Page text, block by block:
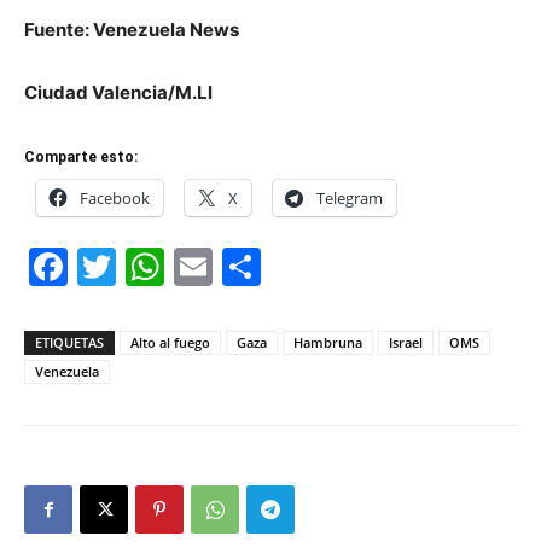
Fuente: Venezuela News
Ciudad Valencia/M.Ll
Comparte esto:
Facebook X Telegram
Facebook
Twitter
WhatsApp
Email
ETIQUETAS Alto al fuego Gaza Hambruna Israel
OMS
Venezuela